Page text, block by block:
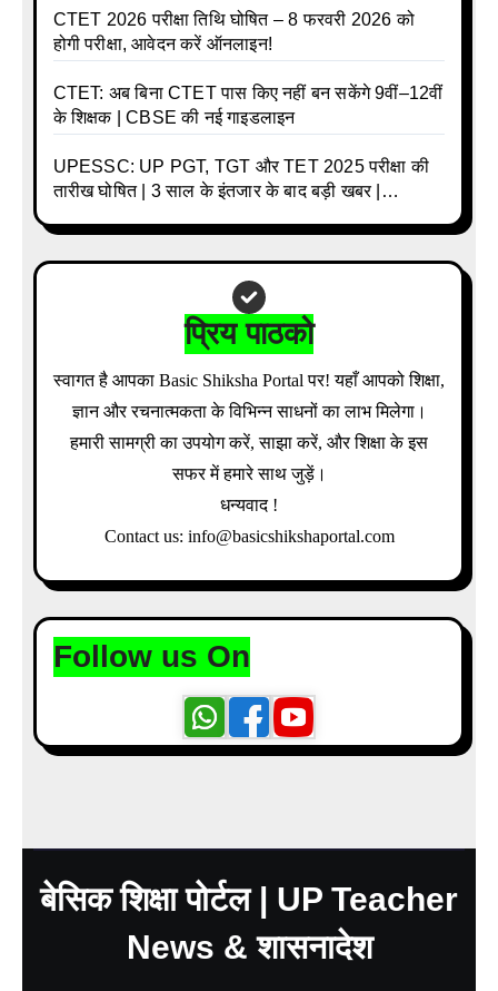
CTET 2026 परीक्षा तिथि घोषित – 8 फरवरी 2026 को
होगी परीक्षा, आवेदन करें ऑनलाइन!
CTET: अब बिना CTET पास किए नहीं बन सकेंगे 9वीं–12वीं
के शिक्षक | CBSE की नई गाइडलाइन
UPESSC: UP PGT, TGT और TET 2025 परीक्षा की
तारीख घोषित | 3 साल के इंतजार के बाद बड़ी खबर |
प्रिय पाठको
स्वागत है आपका Basic Shiksha Portal पर! यहाँ आपको शिक्षा,
ज्ञान और रचनात्मकता के विभिन्न साधनों का लाभ मिलेगा।
हमारी सामग्री का उपयोग करें, साझा करें, और शिक्षा के इस
सफर में हमारे साथ जुड़ें।
धन्यवाद !
Contact us: info@basicshikshaportal.com
Follow us On
बेसिक शिक्षा पोर्टल | UP Teacher
News & शासनादेश